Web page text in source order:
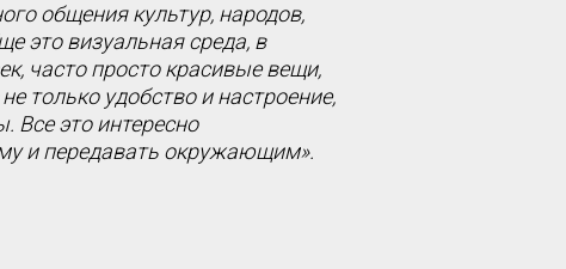
общения культур, народов,
это визуальная среда, в
часто просто красивые вещи,
только удобство и настроение,
Все это интересно
и передавать окружающим».